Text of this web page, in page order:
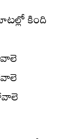
కింది